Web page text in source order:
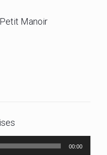
Manoir
00:00